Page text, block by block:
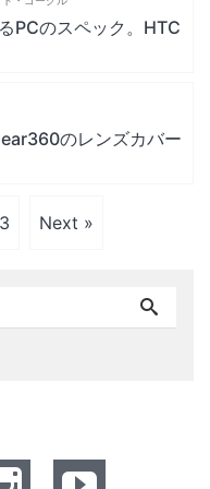
PCのスペック。HTC
のレンズカバー
3 Next »